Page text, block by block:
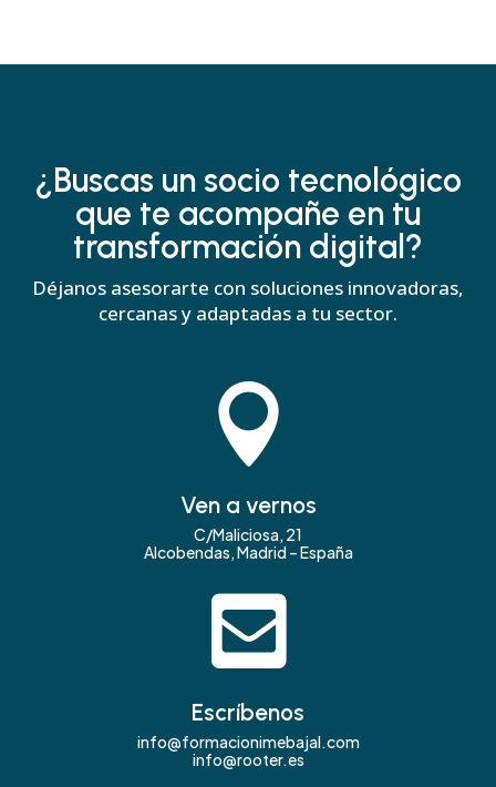
¿Buscas un socio tecnológico
que te acompañe en tu
transformación digital?
Déjanos asesorarte con soluciones innovadoras,
cercanas y adaptadas a tu sector.

Ven a vernos
C/Maliciosa, 21
Alcobendas, Madrid – España

Escríbenos
info@formacionimebajal.com
info@rooter.es